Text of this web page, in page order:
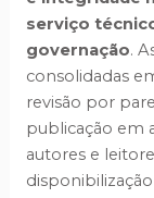
serviço
governação.
consolidadas
revisão por
publicação em
autores e